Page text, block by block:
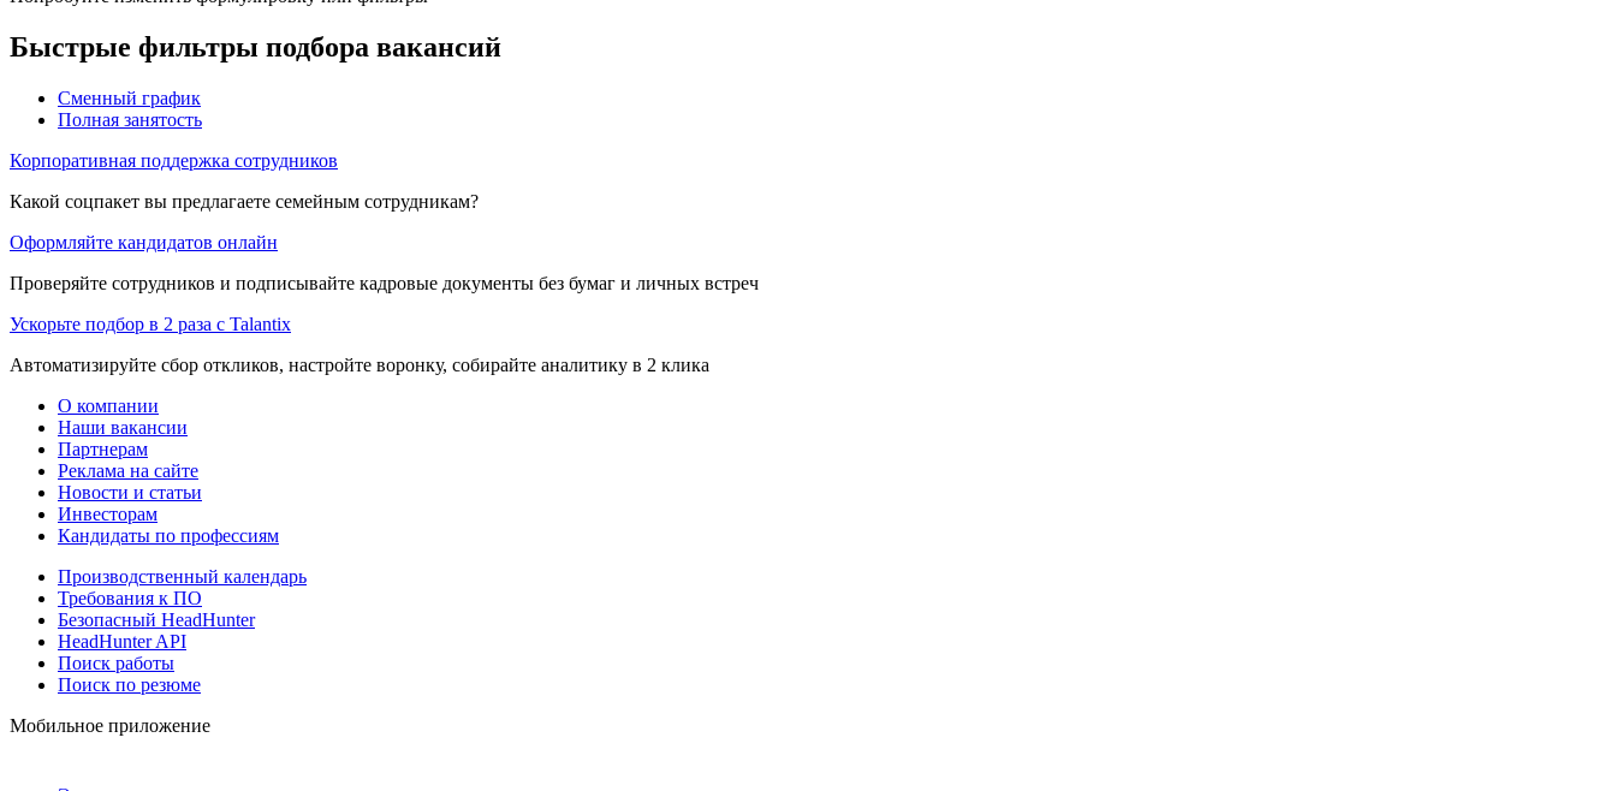
Быстрые фильтры подбора вакансий
Сменный график
Полная занятость
Корпоративная поддержка сотрудников
Какой соцпакет вы предлагаете семейным сотрудникам?
Оформляйте кандидатов онлайн
Проверяйте сотрудников и подписывайте кадровые документы без бумаг и личных встреч
Ускорьте подбор в 2 раза с Talantix
Автоматизируйте сбор откликов, настройте воронку, собирайте аналитику в 2 клика
О компании
Наши вакансии
Партнерам
Реклама на сайте
Новости и статьи
Инвесторам
Кандидаты по профессиям
Производственный календарь
Требования к ПО
Безопасный HeadHunter
HeadHunter API
Поиск работы
Поиск по резюме
Мобильное приложение